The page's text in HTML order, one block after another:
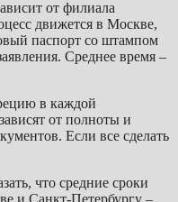
от филиала
движется в Москве,
паспорт со штампом
Среднее время –
в каждой
от полноты и
Если все сделать
что средние сроки
и Санкт-Петербургу –